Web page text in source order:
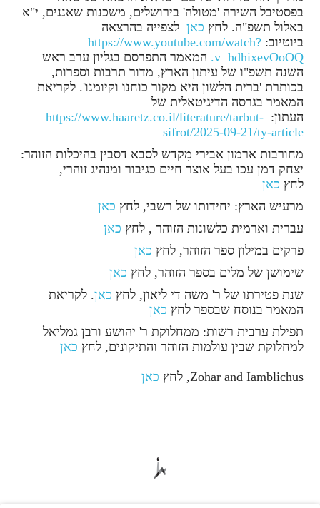
בפסטיבל השירה 'מטולה' בירושלים, משכנות שאננים, י"א
באלול תשפ"ה. לחץ כאןלצפייה בהרצאה
ביוטיוב: https://www.youtube.com/watch?
v=hdhixevOoOQ. המאמר התפרסם בגליון ערב ראש
השנה תשפ"ו של עיתון הארץ, מדור תרבות וספרות,
בכותרת 'ברית הלשון היא מקור כוחנו וקיומנו'. לקריאת
המאמר בגרסה הדיגיטאלית של
העתון: https://www.haaretz.co.il/literature/tarbut-
sifrot/2025-09-21/ty-article
מחורבות ארמון אבירי מִקדש לסבא דסבין בהיכלות הזוהר:
יצחק דמן עכו בעל אוצר חיים כגיבור ומנהיג זוהרי,
לחץ כאן
מרעיש הארץ: יחידותו של רשבי, לחץ כאן
עברית וארמית כלשונות הזוהר , לחץ כאן
פרקים במילון ספר הזוהר, לחץ כאן
שימושן של מלים בספר הזוהר, לחץ כאן
שנת פטירתו של ר' משה די ליאון, לחץ כאן. לקריאת
המאמר בנוסח שבספר לחץ כאן
תפילת ערבית רשות: ממחלוקת ר' יהושע ורבן גמליאל
למחלוקת שבין עולמות הזוהר והתיקונים, לחץ כאן
Zohar and Iamblichus, לחץ כאן